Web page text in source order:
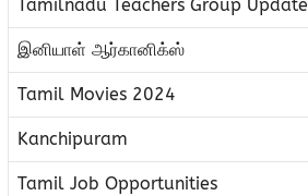
Tamilnadu Teachers Group Update
இனியாள் ஆர்கானிக்ஸ்
Tamil Movies 2024
Kanchipuram
Tamil Job Opportunities